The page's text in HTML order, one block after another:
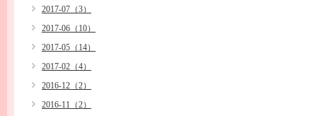
2017-07（3）
2017-06（10）
2017-05（14）
2017-02（4）
2016-12（2）
2016-11（2）